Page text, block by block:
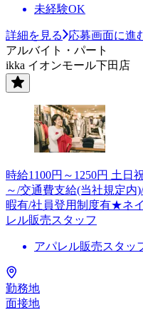
未経験OK
詳細を見る
応募画面に進
アルバイト・パート
ikka イオンモール下田店
時給1100円～1250円 土日
～/交通費支給(当社規定
暇有/社員登用制度有★ネ
レル販売スタッフ
アパレル販売スタッ
勤務地
面接地